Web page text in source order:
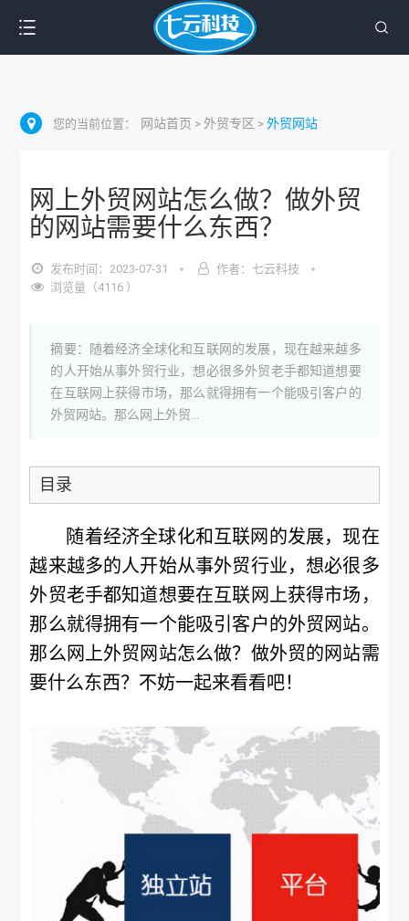
您的当前位置： 网站首页 > 外贸专区 >外贸网站
网上外贸网站怎么做？做外贸
的网站需要什么东西？
发布时间：2023-07-31
作者：七云科技
浏览量（4116 ）
摘要：随着经济全球化和互联网的发展，现在越来越多
的人开始从事外贸行业，想必很多外贸老手都知道想要
在互联网上获得市场，那么就得拥有一个能吸引客户的
外贸网站。那么网上外贸...
目录
随着经济全球化和互联网的发展，现在
越来越多的人开始从事外贸行业，想必很多
外贸老手都知道想要在互联网上获得市场，
那么就得拥有一个能吸引客户的外贸网站。
那么网上外贸网站怎么做？做外贸的网站需
要什么东西？不妨一起来看看吧！